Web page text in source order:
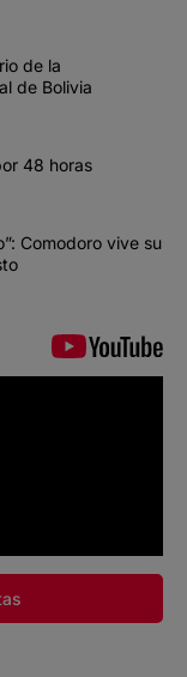
de la
de Bolivia
48 horas
Comodoro vive su